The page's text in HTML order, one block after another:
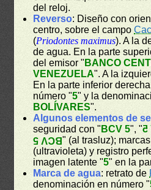
del reloj.
Reverso: Diseño con
centro, sobre el campo
(Priodontes maximus). A la
de agua. En la parte
del emisor " BANCO
VENEZUELA". A la
En la parte inferior
número "5" y la
BOLÍVARES".
Algunos elementos de
seguridad con " BCV 5", "
BCV 5" (al trasluz);
(ultravioleta) y registro
imagen latente "5" en la
Marca de agua: retrato de
denominación en número "